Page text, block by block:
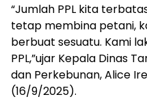
“Jumlah PPL kita
tetap membina petani,
berbuat sesuatu. Kami
PPL,”ujar Kepala Dinas
dan Perkebunan, Alice
(16/9/2025).